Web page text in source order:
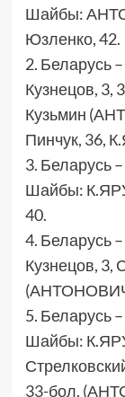
Шайбы:
Юзленко, 42.
2. Беларусь
Кузнецов,
Кузьмин
Пинчук, 36,
3. Беларусь
Шайбы:
40.
4. Беларусь
Кузнецов, 3,
5. Беларусь
Шайбы:
33-бол.